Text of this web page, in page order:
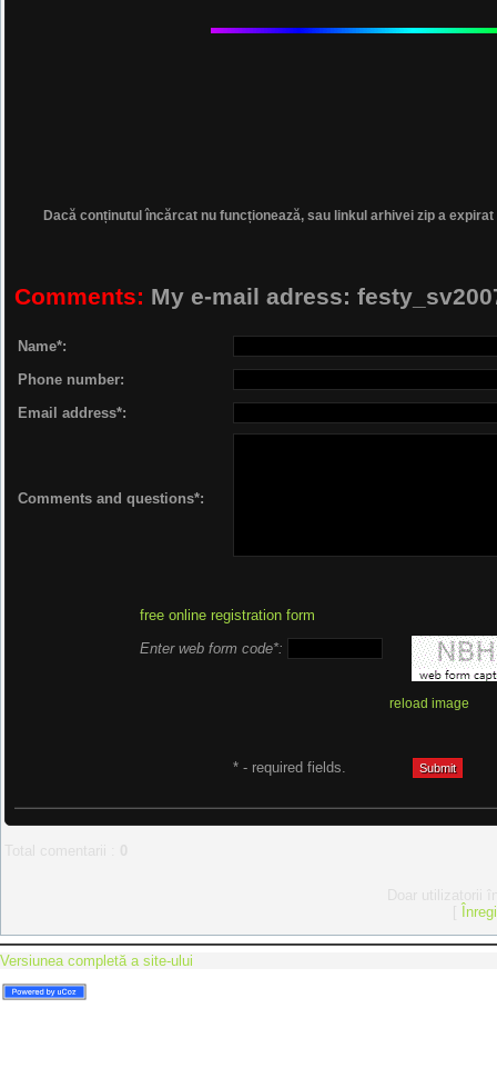
Dacă conținutul încărcat nu funcționează, sau linkul arhivei zip a
Comments: My e-mail adress:
Name*:
Phone number:
Email address*:
Comments and questions*:
free online registration form
Enter web form code*:
reload image
* - required fields.
Versiunea completă a site-ului